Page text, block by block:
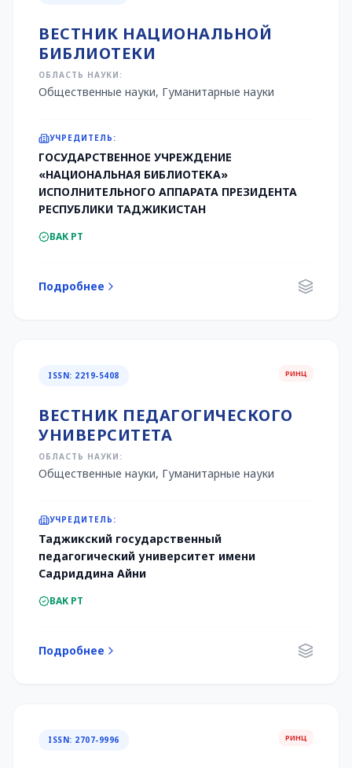
ВЕСТНИК НАЦИОНАЛЬНОЙ
БИБЛИОТЕКИ
ОБЛАСТЬ НАУКИ:
Общественные науки, Гуманитарные науки
УЧРЕДИТЕЛЬ:
ГОСУДАРСТВЕННОЕ УЧРЕЖДЕНИЕ
«НАЦИОНАЛЬНАЯ БИБЛИОТЕКА»
ИСПОЛНИТЕЛЬНОГО АППАРАТА ПРЕЗИДЕНТА
РЕСПУБЛИКИ ТАДЖИКИСТАН
ВАК РТ
Подробнее
ISSN: 2219-5408 РИНЦ
ВЕСТНИК ПЕДАГОГИЧЕСКОГО
УНИВЕРСИТЕТА
ОБЛАСТЬ НАУКИ:
Общественные науки, Гуманитарные науки
УЧРЕДИТЕЛЬ:
Таджикский государственный
педагогический университет имени
Садриддина Айни
ВАК РТ
Подробнее
ISSN: 2707-9996 РИНЦ